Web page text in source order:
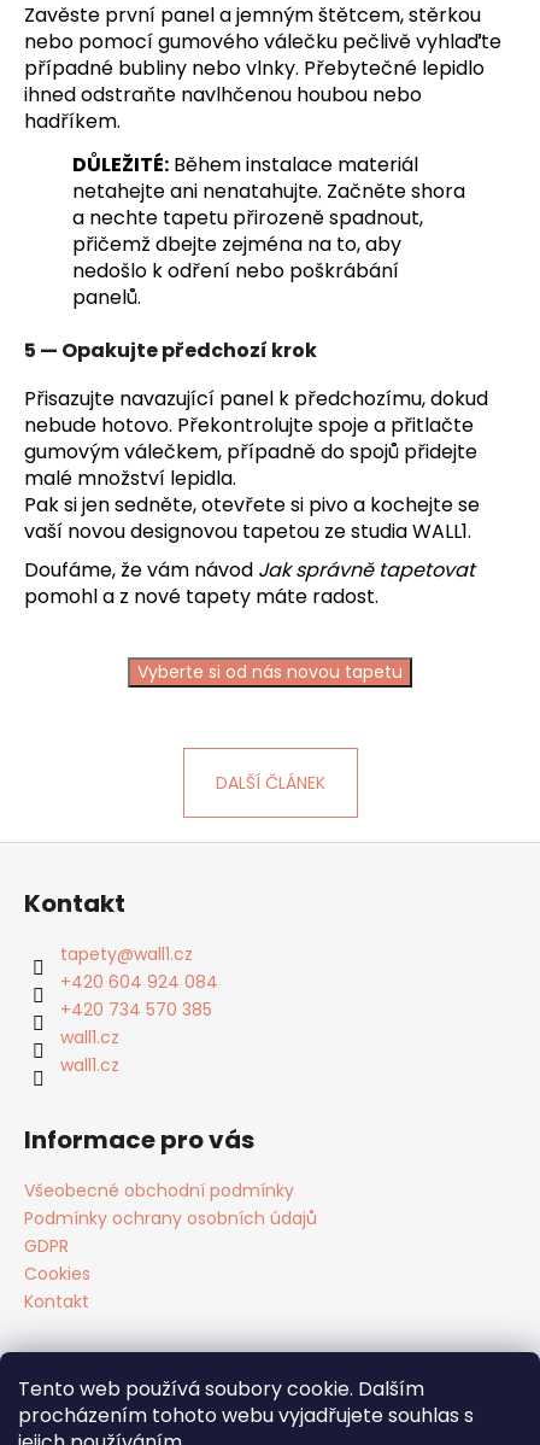
Tento web používá soubory cookie. Dalším
procházením tohoto webu vyjadřujete souhlas s
Zavěste první panel a jemným štětcem, stěrkou
nebo pomocí gumového válečku pečlivě vyhlaďte
případné bubliny nebo vlnky. Přebytečné lepidlo
ihned odstraňte navlhčenou houbou nebo
hadříkem.
DŮLEŽITÉ: Během instalace materiál
netahejte ani nenatahujte. Začněte shora
a nechte tapetu přirozeně spadnout,
přičemž dbejte zejména na to, aby
nedošlo k odření nebo poškrábání
panelů.
5 — Opakujte předchozí krok
Přisazujte navazující panel k předchozímu, dokud
nebude hotovo. Překontrolujte spoje a přitlačte
gumovým válečkem, případně do spojů přidejte
malé množství lepidla.
Pak si jen sedněte, otevřete si pivo a kochejte se
vaší novou designovou tapetou ze studia WALL1.
Doufáme, že vám návod Jak správně tapetovat
pomohl a z nové tapety máte radost.
Vyberte si od nás novou tapetu
DALŠÍ ČLÁNEK
Kontakt
tapety@wall1.cz
+420 604 924 084
+420 734 570 385
wall1.cz
wall1.cz
Informace pro vás
Všeobecné obchodní podmínky
Podmínky ochrany osobních údajů
GDPR
Cookies
Kontakt
Facebook